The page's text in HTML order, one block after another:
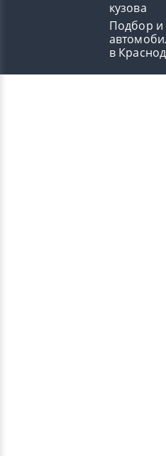
кузова
Подбор и
в